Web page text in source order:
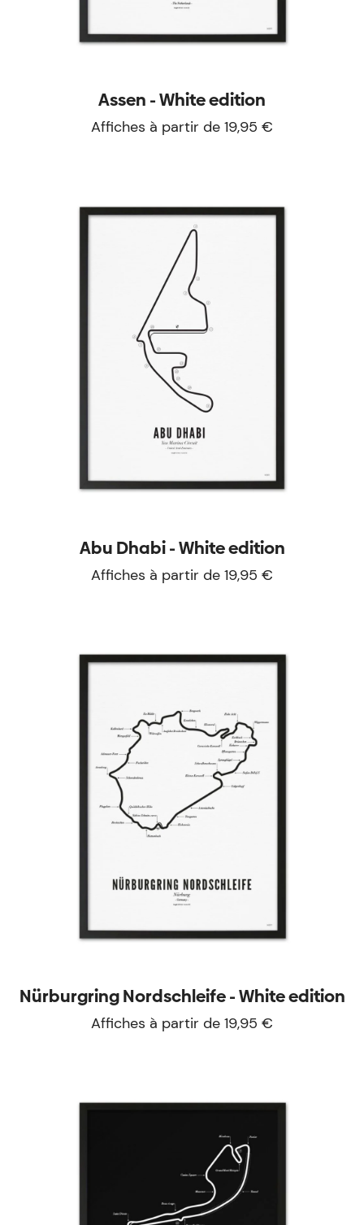
Assen - White edition
Affiches à partir de 19,95 €
Abu Dhabi - White edition
Affiches à partir de 19,95 €
Nürburgring Nordschleife - White edition
Affiches à partir de 19,95 €